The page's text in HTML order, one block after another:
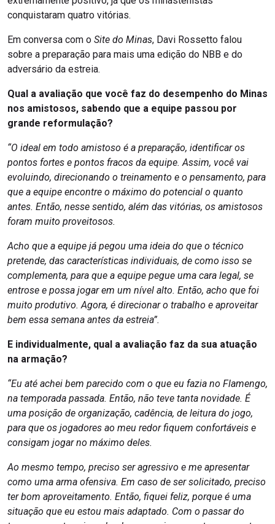
conquistaram quatro vitórias.
Em conversa com o Site do Minas, Davi Rossetto falou
sobre a preparação para mais uma edição do NBB e do
adversário da estreia.
Qual a avaliação que você faz do desempenho do Minas
nos amistosos, sabendo que a equipe passou por
grande reformulação?
“O ideal em todo amistoso é a preparação, identificar os
pontos fortes e pontos fracos da equipe. Assim, você vai
evoluindo, direcionando o treinamento e o pensamento, para
que a equipe encontre o máximo do potencial o quanto
antes. Então, nesse sentido, além das vitórias, os amistosos
foram muito proveitosos.
Acho que a equipe já pegou uma ideia do que o técnico
pretende, das características individuais, de como isso se
complementa, para que a equipe pegue uma cara legal, se
entrose e possa jogar em um nível alto. Então, acho que foi
muito produtivo. Agora, é direcionar o trabalho e aproveitar
bem essa semana antes da estreia”.
E individualmente, qual a avaliação faz da sua atuação
na armação?
“Eu até achei bem parecido com o que eu fazia no Flamengo,
na temporada passada. Então, não teve tanta novidade. É
uma posição de organização, cadência, de leitura do jogo,
para que os jogadores ao meu redor fiquem confortáveis e
consigam jogar no máximo deles.
Ao mesmo tempo, preciso ser agressivo e me apresentar
como uma arma ofensiva. Em caso de ser solicitado, preciso
ter bom aproveitamento. Então, fiquei feliz, porque é uma
situação que eu estou mais adaptado. Com o passar do